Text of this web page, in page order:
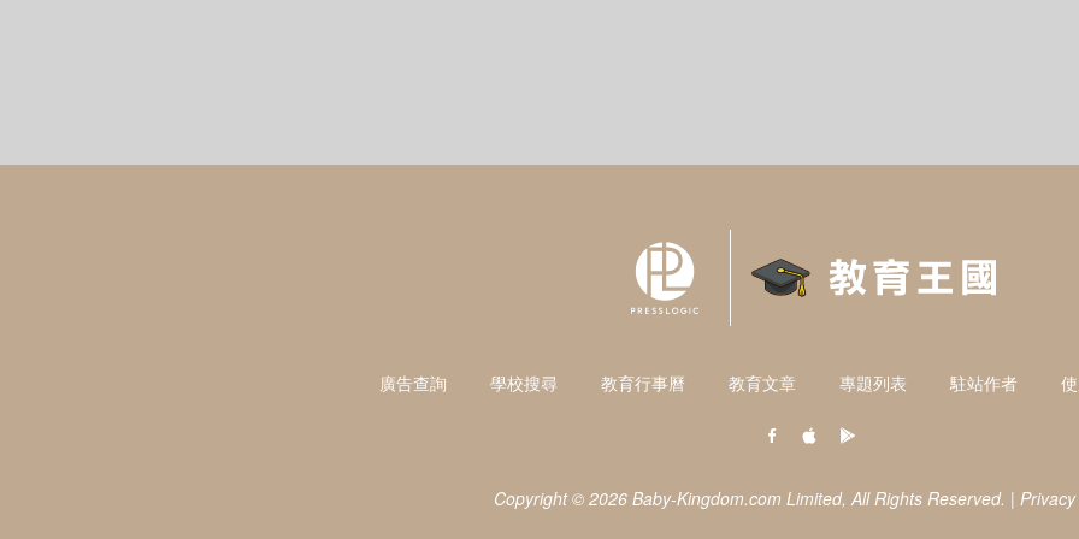
廣告查詢 學校搜尋 教育行事曆 教育文章 專題列表 駐站作者
Copyright © 2026 Baby-Kingdom.com Limited, All Rights Reserved. |